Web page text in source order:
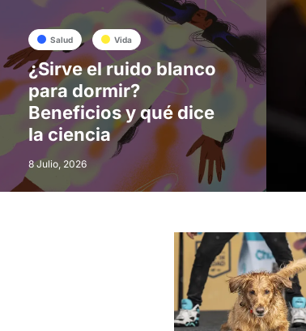
Salud Vida
¿Sirve el ruido blanco
para dormir?
Beneficios y qué dice
la ciencia
8 Julio, 2026